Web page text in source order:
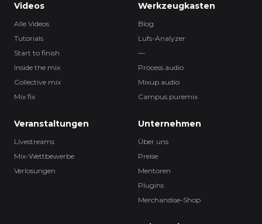
Videos
Alle Videos
Tutorials
Start to finish
Inside the mix
Collective mix
Mix fix
Werkzeugkasten
Blog
Lufs-Analyzer
—
Process.audio
Mixup.audio
Campus.puremix
Veranstaltungen
Livestreams
Mix-Wettbewerbe
Verlosungen
Unternehmen
Über uns
Preise
Mentoren
Plugins
Merchandise-Shop